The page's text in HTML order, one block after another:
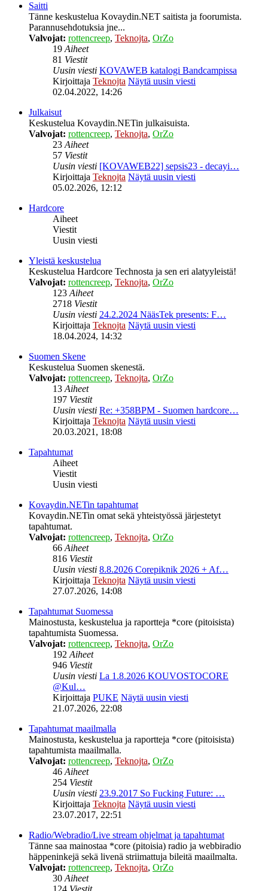
Saitti
Tänne keskustelua Kovaydin.NET saitista ja foorumista.
Parannusehdotuksia jne...
Valvojat: rottencreep, Teknojta, OrZo
19Aiheet
81 Viestit
Uusin viesti KOVAWEB katalogi Bandcampissa
Kirjoittaja Teknojta Näytä uusin viesti
02.04.2022, 14:26
Julkaisut
Keskustelua Kovaydin.NETin julkaisuista.
Valvojat: rottencreep, Teknojta, OrZo
23Aiheet
57 Viestit
Uusin viesti [KOVAWEB22] sepsis23 - decayi…
Kirjoittaja Teknojta Näytä uusin viesti
05.02.2026, 12:12
Hardcore
Aiheet
Viestit
Uusin viesti
Yleistä keskustelua
Keskustelua Hardcore Technosta ja sen eri alatyyleistä!
Valvojat: rottencreep, Teknojta, OrZo
123Aiheet
2718 Viestit
Uusin viesti 24.2.2024 NääsTek presents: F…
Kirjoittaja Teknojta Näytä uusin viesti
18.04.2024, 14:32
Suomen Skene
Keskustelua Suomen skenestä.
Valvojat: rottencreep, Teknojta, OrZo
13Aiheet
197 Viestit
Uusin viesti Re: +358BPM - Suomen hardcore…
Kirjoittaja Teknojta Näytä uusin viesti
20.03.2021, 18:08
Tapahtumat
Aiheet
Viestit
Uusin viesti
Kovaydin.NETin tapahtumat
Kovaydin.NETin omat sekä yhteistyössä järjestetyt
tapahtumat.
Valvojat: rottencreep, Teknojta, OrZo
66Aiheet
816 Viestit
Uusin viesti 8.8.2026 Corepiknik 2026 + Af…
Kirjoittaja Teknojta Näytä uusin viesti
27.07.2026, 14:08
Tapahtumat Suomessa
Mainostusta, keskustelua ja raportteja *core (pitoisista)
tapahtumista Suomessa.
Valvojat: rottencreep, Teknojta, OrZo
192Aiheet
946 Viestit
Uusin viesti La 1.8.2026 KOUVOSTOCORE
@Kul…
Kirjoittaja PUKE Näytä uusin viesti
21.07.2026, 22:08
Tapahtumat maailmalla
Mainostusta, keskustelua ja raportteja *core (pitoisista)
tapahtumista maailmalla.
Valvojat: rottencreep, Teknojta, OrZo
46Aiheet
254 Viestit
Uusin viesti 23.9.2017 So Fucking Future: …
Kirjoittaja Teknojta Näytä uusin viesti
23.07.2017, 22:51
Radio/Webradio/Live stream ohjelmat ja tapahtumat
Tänne saa mainostaa *core (pitoisia) radio ja webbiradio
häppeninkejä sekä livenä striimattuja bileitä maailmalta.
Valvojat: rottencreep, Teknojta, OrZo
30Aiheet